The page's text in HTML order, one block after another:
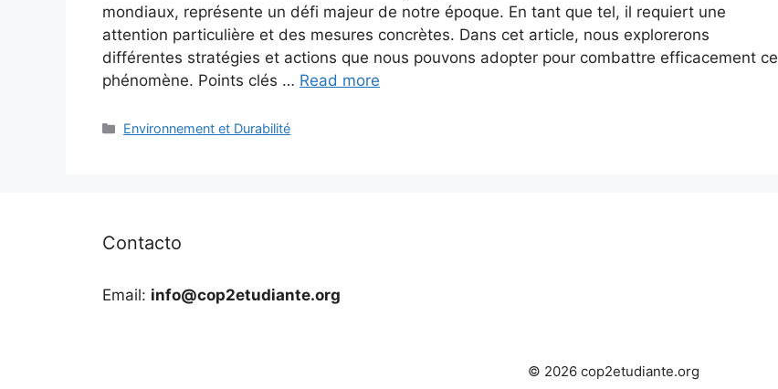
mondiaux, représente un défi majeur de notre époque. En tant que tel, il requiert une
attention particulière et des mesures concrètes. Dans cet article, nous explorerons
différentes stratégies et actions que nous pouvons adopter pour combattre efficacement ce
phénomène. Points clés … Read more
Categories
Environnement et Durabilité
Contacto
Email: info@cop2etudiante.org
© 2026 cop2etudiante.org